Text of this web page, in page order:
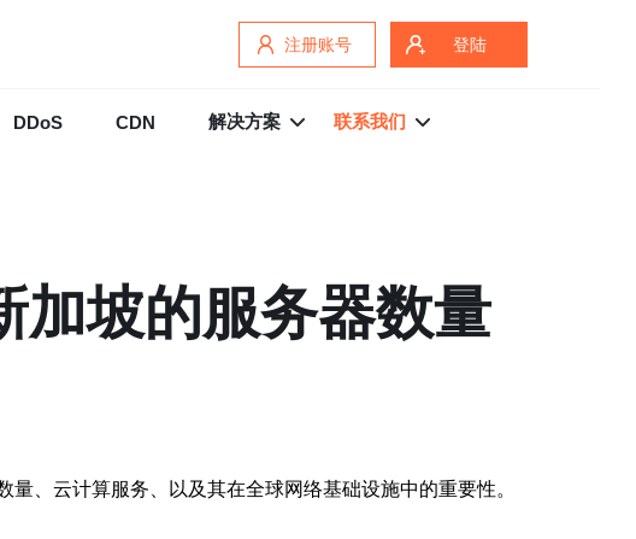
注册账号 登陆
DDoS CDN 解决方案 联系我们
加坡的服务器数量
、云计算服务、以及其在全球网络基础设施中的重要性。